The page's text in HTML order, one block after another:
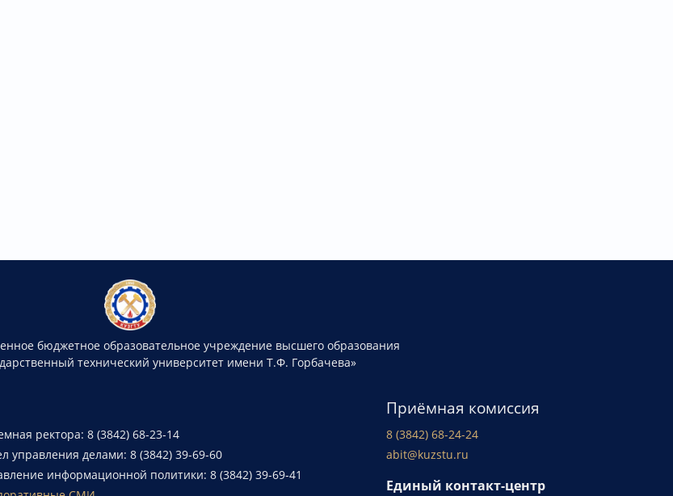
бюджетное образовательное учреждение высшего образования
технический университет имени Т.Ф. Горбачева»
ректора: 8 (3842) 68-23-14
управления делами: 8 (3842) 39-69-60
информационной политики: 8 (3842) 39-69-41
Приёмная комиссия
8 (3842) 68-24-24
abit@kuzstu.ru
Единый контакт-центр